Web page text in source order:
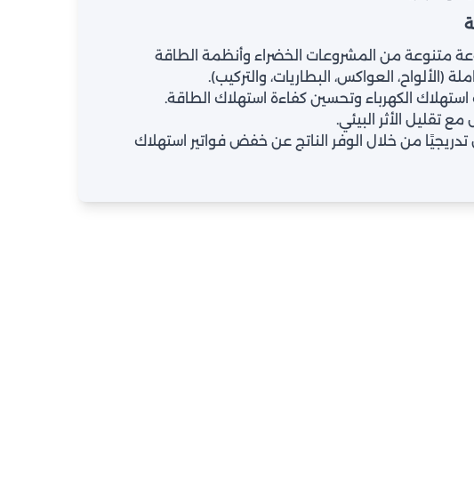
متنوعة من المشروعات الخضراء وأنظمة الطاقة
(الألواح، العواكس، البطاريات، والتركيب).
الكهرباء وتحسين كفاءة استهلاك الطاقة.
تقليل الأثر البيئي.
تدريجيًا من خلال الوفر الناتج عن خفض فواتير استهلاك